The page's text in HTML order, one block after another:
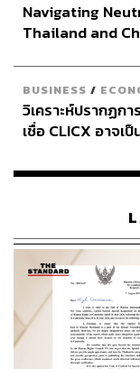
Navigating
Thailand and
BUSINESS /
วิเคราะห์ปรากฏ
เชื่อ CLICX อาจเ
เรือนไทยที่ถูกซุกไว้